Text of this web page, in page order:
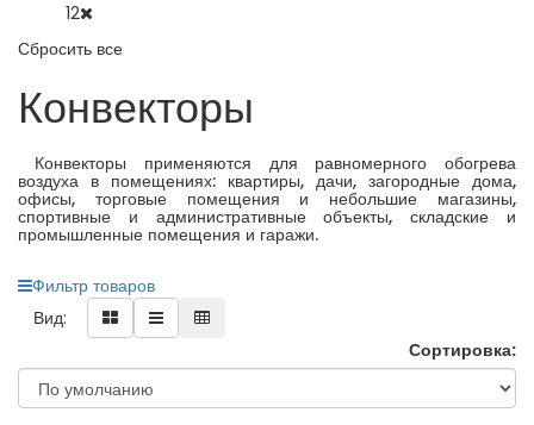
12
Сбросить все
Конвекторы
Конвекторы применяются для равномерного обогрева
воздуха в помещениях: квартиры, дачи, загородные дома,
офисы, торговые помещения и небольшие магазины,
спортивные и административные объекты, складские и
промышленные помещения и гаражи.
Фильтр товаров
Вид:
Сортировка: